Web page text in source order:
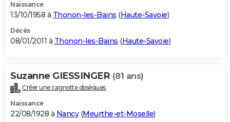
Naissance
13/10/1958 à Thonon-les-Bains (Haute-Savoie)
Décès
08/01/2011 à Thonon-les-Bains (Haute-Savoie)
Suzanne GIESSINGER (81 ans)
Créer une cagnotte obsèques
Naissance
22/08/1928 à Nancy(Meurthe-et-Moselle)